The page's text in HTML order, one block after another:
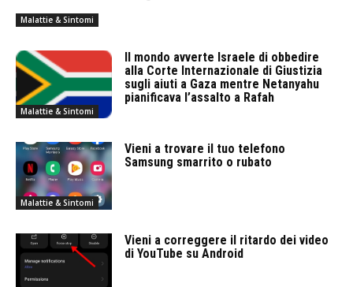
Malattie & Sintomi
Malattie & Sintomi
Il mondo avverte Israele di obbedire
alla Corte Internazionale di Giustizia
sugli aiuti a Gaza mentre Netanyahu
pianificava l’assalto a Rafah
Malattie & Sintomi
Vieni a trovare il tuo telefono
Samsung smarrito o rubato
Vieni a correggere il ritardo dei video
di YouTube su Android